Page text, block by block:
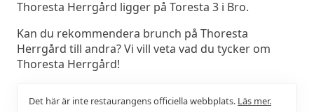
Thoresta Herrgård ligger på Toresta 3 i Bro.
Kan du rekommendera brunch på Thoresta
Herrgård till andra? Vi vill veta vad du tycker om
Thoresta Herrgård!
Det här är inte restaurangens officiella webbplats. Läs mer.